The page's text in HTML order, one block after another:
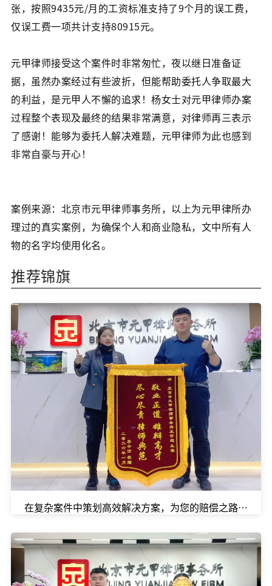
张，按照9435元/月的工资标准支持了9个月的误工费，
仅误工费一项共计支持80915元。
元甲律师接受这个案件时非常匆忙，夜以继日准备证
据，虽然办案经过有些波折，但能帮助委托人争取最大
的利益，是元甲人不懈的追求！杨女士对元甲律师办案
过程整个表现及最终的结果非常满意，对律师再三表示
了感谢！能够为委托人解决难题，元甲律师为此也感到
非常自豪与开心！
案例来源：北京市元甲律师事务所，以上为元甲律所办
理过的真实案例，为确保个人和商业隐私，文中所有人
物的名字均使用化名。
推荐锦旗
在复杂案件中策划高效解决方案，为您的赔偿之路提速